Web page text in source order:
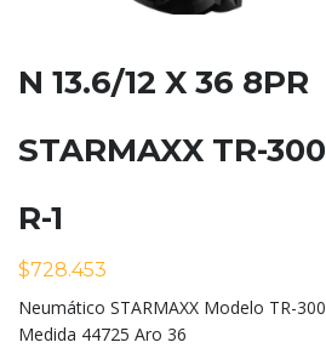
N 13.6/12 X 36 8PR
STARMAXX TR-300
R-1
$728.453
Neumático STARMAXX Modelo TR-300
Medida 44725 Aro 36